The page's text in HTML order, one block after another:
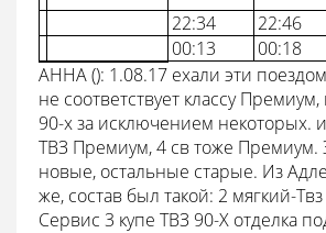
22:34 22:46
00:13
00:18
АННА (): 1.08.17 ехали эти
не соответствует классу
90-х за исключением некоторых.
ТВЗ Премиум, 4 св тоже Премиум.
новые, остальные старые. Из
же, состав был такой: 2 мягкий-
Сервис 3 купе ТВЗ 90-Х отделка